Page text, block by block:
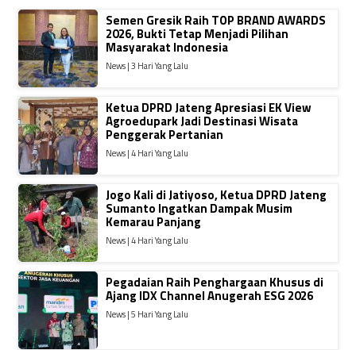
Semen Gresik Raih TOP BRAND AWARDS
2026, Bukti Tetap Menjadi Pilihan
Masyarakat Indonesia
News | 3 Hari Yang Lalu
Ketua DPRD Jateng Apresiasi EK View
Agroedupark Jadi Destinasi Wisata
Penggerak Pertanian
News | 4 Hari Yang Lalu
Jogo Kali di Jatiyoso, Ketua DPRD Jateng
Sumanto Ingatkan Dampak Musim
Kemarau Panjang
News | 4 Hari Yang Lalu
Pegadaian Raih Penghargaan Khusus di
Ajang IDX Channel Anugerah ESG 2026
News | 5 Hari Yang Lalu